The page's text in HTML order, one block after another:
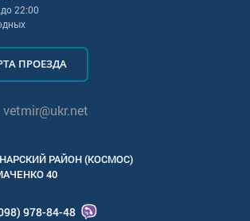
22:00
ПРОЕЗДА
vetmir@ukr.net
РАЙОН (КОСМОС)
40
978-84-48